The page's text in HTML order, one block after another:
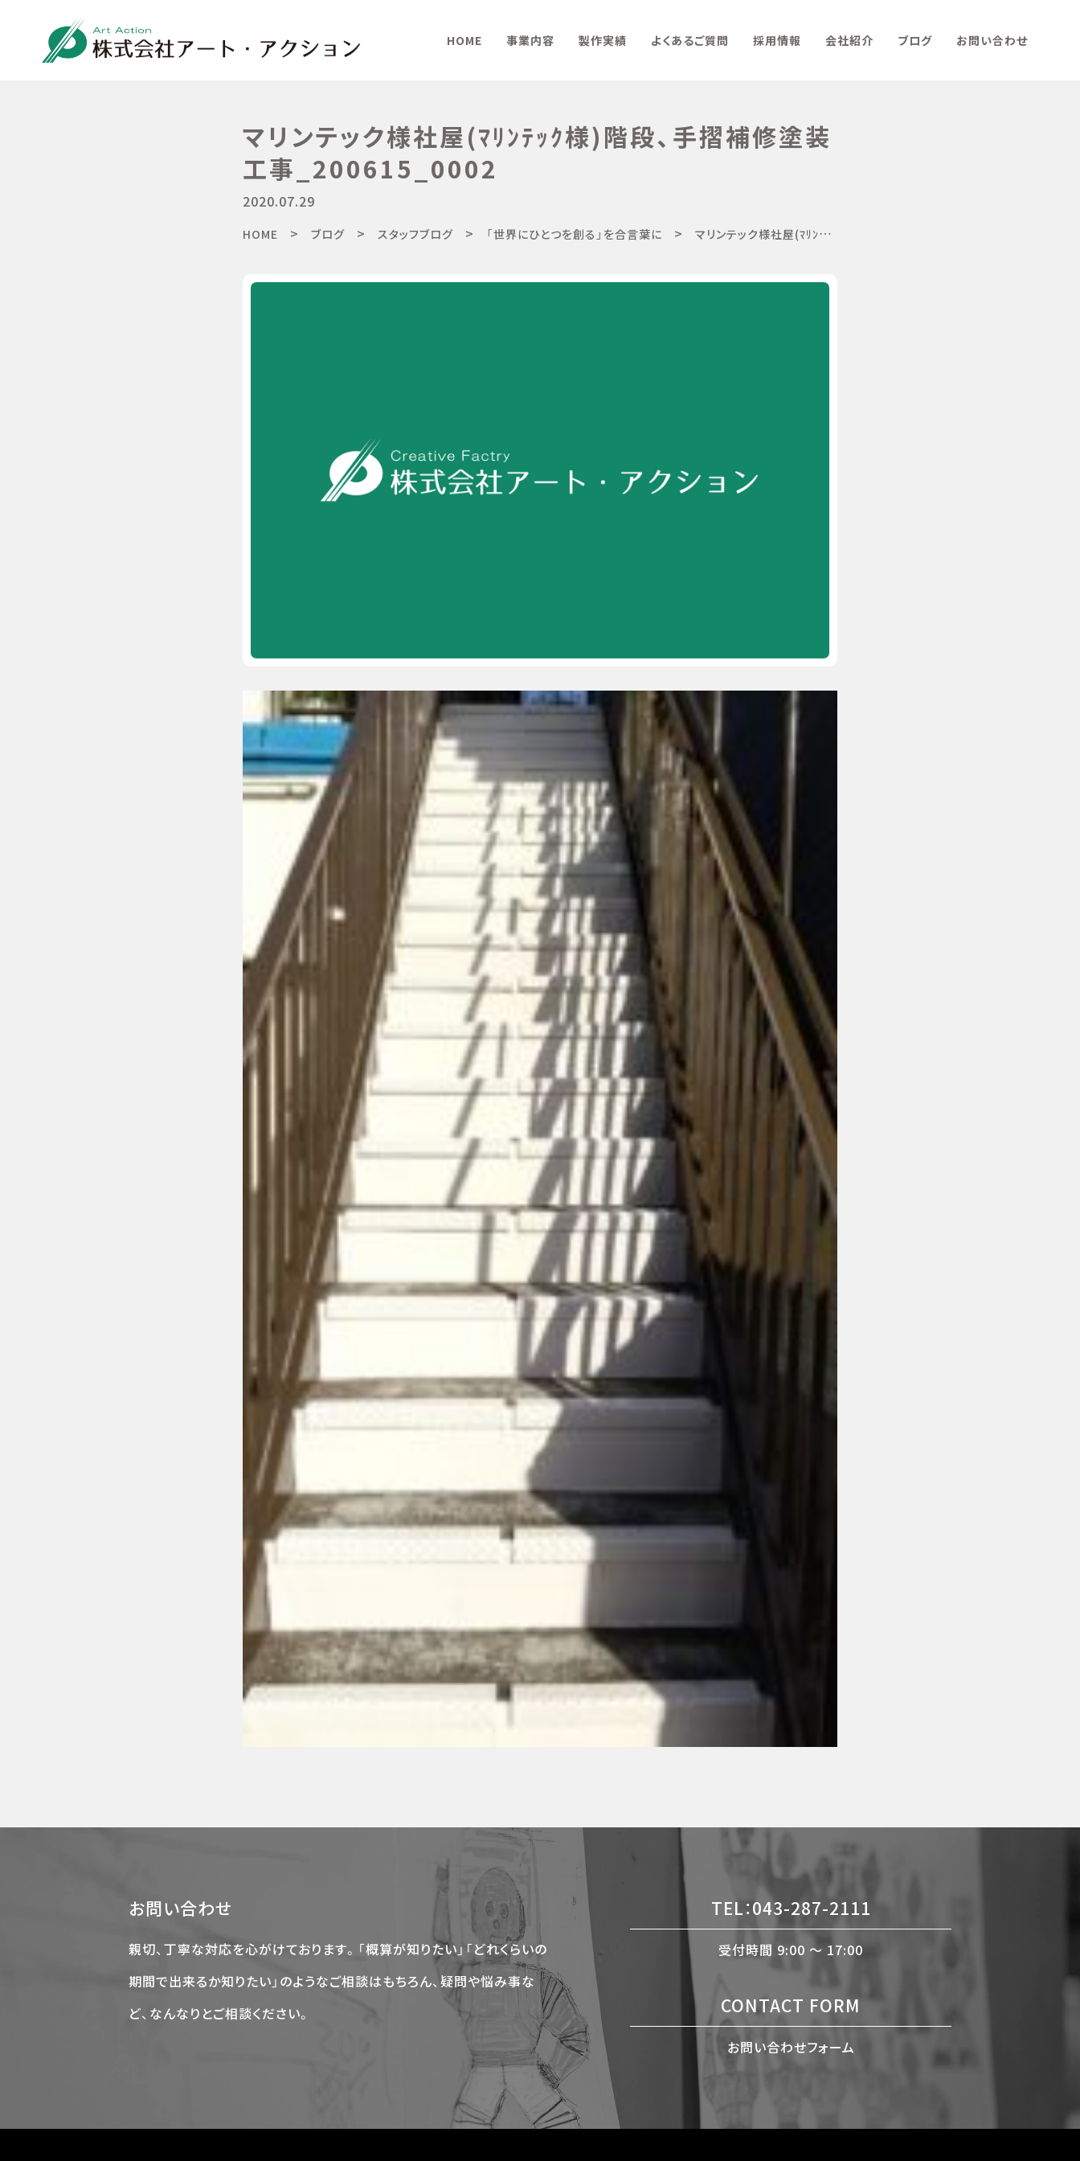
HOME 事業内容 製作実績 よくあるご質問 採用情報 会社紹介 ブログ お問い合わせ
マリンテック様社屋(ﾏﾘﾝﾃｯｸ様)階段、手摺補修塗装
工事_200615_0002
2020.07.29
HOME > ブログ > スタッフブログ > 「世界にひとつを創る」を合言葉に > マリンテック様社屋(ﾏﾘﾝﾃｯｸ様)階段、手摺補修塗装工事_200615_0002
お問い合わせ
親切、丁寧な対応を心がけております。「概算が知りたい」「どれくらいの
期間で出来るか知りたい」のようなご相談はもちろん、疑問や悩み事な
ど、なんなりとご相談ください。
TEL：043-287-2111
受付時間 9:00 〜 17:00
CONTACT FORM
お問い合わせフォーム